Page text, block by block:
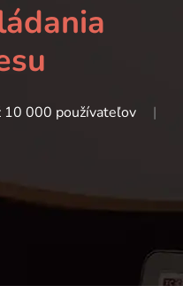
10 000 používateľov
|